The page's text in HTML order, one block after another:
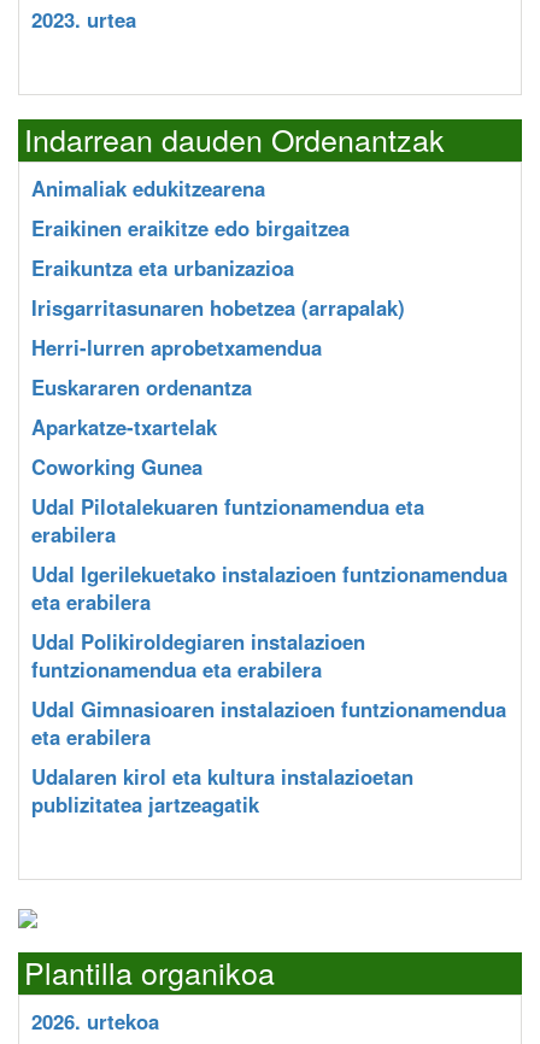
2023. urtea
Indarrean dauden Ordenantzak
Animaliak edukitzearena
Eraikinen eraikitze edo birgaitzea
Eraikuntza eta urbanizazioa
Irisgarritasunaren hobetzea (arrapalak)
Herri-lurren aprobetxamendua
Euskararen ordenantza
Aparkatze-txartelak
Coworking Gunea
Udal Pilotalekuaren funtzionamendua eta
erabilera
Udal Igerilekuetako instalazioen funtzionamendua
eta erabilera
Udal Polikiroldegiaren instalazioen
funtzionamendua eta erabilera
Udal Gimnasioaren instalazioen funtzionamendua
eta erabilera
Udalaren kirol eta kultura instalazioetan
publizitatea jartzeagatik
Plantilla organikoa
2026. urtekoa